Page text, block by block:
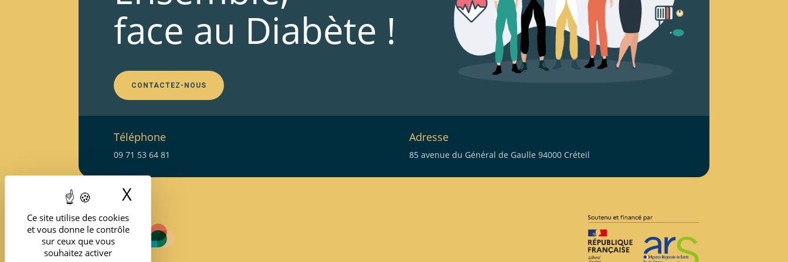
Ce site utilise des cookies
et vous donne le contrôle
sur ceux que vous
souhaitez activer
X
face au Diabète !
CONTACTEZ-NOUS
Téléphone
09 71 53 64 81
Adresse
85 avenue du Général de Gaulle 94000 Créteil